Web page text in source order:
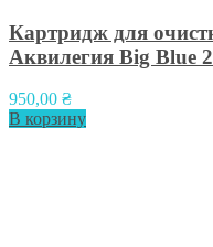
Картридж для
Аквилегия Big Blue
950,00 ₴
В корзину